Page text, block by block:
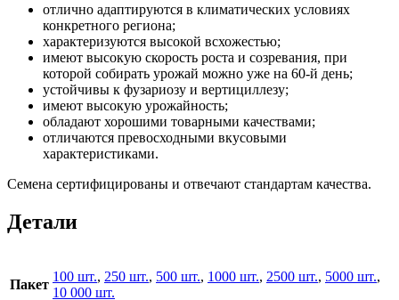
отлично адаптируются в климатических условиях
конкретного региона;
характеризуются высокой всхожестью;
имеют высокую скорость роста и созревания, при
которой собирать урожай можно уже на 60-й день;
устойчивы к фузариозу и вертициллезу;
имеют высокую урожайность;
обладают хорошими товарными качествами;
отличаются превосходными вкусовыми
характеристиками.
Семена сертифицированы и отвечают стандартам качества.
Детали
Пакет
100 шт., 250 шт., 500 шт., 1000 шт., 2500 шт., 5000 шт.,
10 000 шт.